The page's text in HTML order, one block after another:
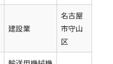
建設業
名古屋
市守山
区